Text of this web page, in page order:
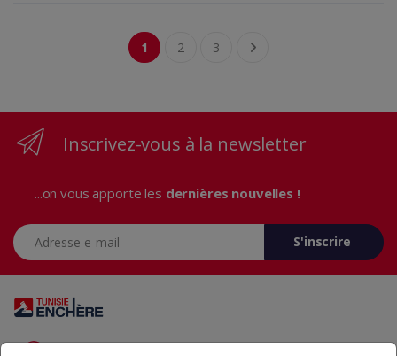
1 2 3
Inscrivez-vous à la newsletter
...on vous apporte les dernières nouvelles !
Adresse e-mail
S'inscrire
Vous avez des questions? Appelez-nous 24/7!